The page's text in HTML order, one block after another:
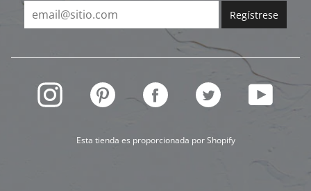
INSTAGRAM PINTEREST FACEBOOK TWITTER YOUTUBE
Esta tienda es proporcionada porShopify